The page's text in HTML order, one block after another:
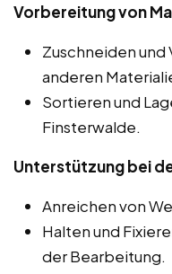
Vorbereitung von
Zuschneiden
anderen
Sortieren und
Finsterwalde.
Unterstützung bei
Anreichen von
Halten und
der Bearbeitung.